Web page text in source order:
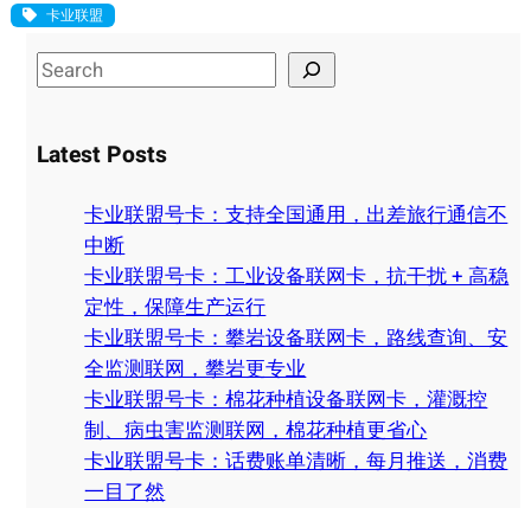
卡业联盟
S
e
r
Latest Posts
卡业联盟号卡：支持全国通用，出差旅行通信不
中断
卡业联盟号卡：工业设备联网卡，抗干扰 + 高稳
定性，保障生产运行
卡业联盟号卡：攀岩设备联网卡，路线查询、安
全监测联网，攀岩更专业
卡业联盟号卡：棉花种植设备联网卡，灌溉控
制、病虫害监测联网，棉花种植更省心
卡业联盟号卡：话费账单清晰，每月推送，消费
一目了然